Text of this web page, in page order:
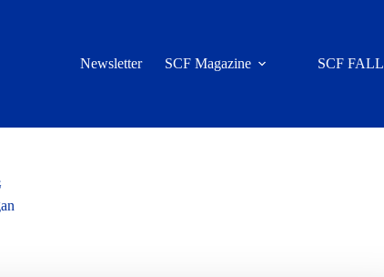
Newsletter SCF Magazine SCF FALL